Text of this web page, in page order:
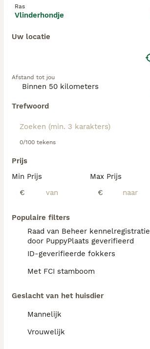
Ras
Vlinderhondje
Uw locatie
Afstand tot jou
Trefwoord
0/100 tekens
Prijs
Min Prijs
€
Max Prijs
€
Populaire filters
Raad van Beheer kennelregistratie
door PuppyPlaats geverifieerd
ID-geverifieerde fokkers
Met FCI stamboom
Geslacht van het huisdier
Mannelijk
Vrouwelijk